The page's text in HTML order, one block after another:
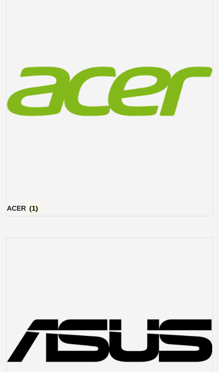
ACER (1)